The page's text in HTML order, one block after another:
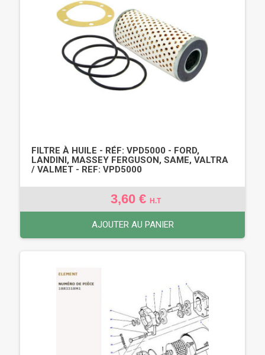
FILTRE À HUILE - RÉF: VPD5000 - FORD,
LANDINI, MASSEY FERGUSON, SAME, VALTRA
/ VALMET - REF: VPD5000
3,60 € H.T
AJOUTER AU PANIER